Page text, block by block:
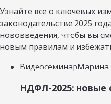
Узнайте все о ключевых
законодательстве 2025
нововведения, чтобы вы
новым правилам и
ВидеосеминарМарина
НДФЛ-2025: новые